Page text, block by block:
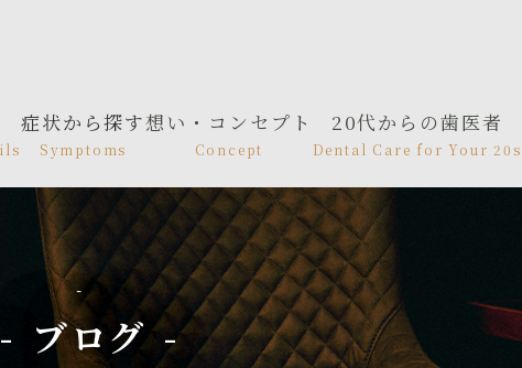
症状から探す
Symptoms
想い・コンセプト
Concept
20代からの歯医者
Dental Care for Your 20s
ブログ